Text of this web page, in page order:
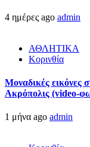
4 ημέρες ago admin
ΑΘΛΗΤΙΚΑ
Κορινθία
Μοναδικές εικόνες
Ακρόπολις (video-
1 μήνα ago admin